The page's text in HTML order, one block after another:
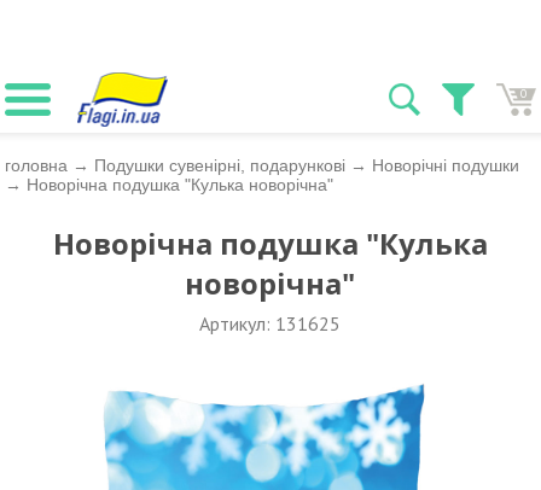
0
головна → Подушки сувенірні, подарункові → Новорічні подушки
→ Новорічна подушка "Кулька новорічна"
Новорічна подушка "Кулька
новорічна"
Артикул: 131625